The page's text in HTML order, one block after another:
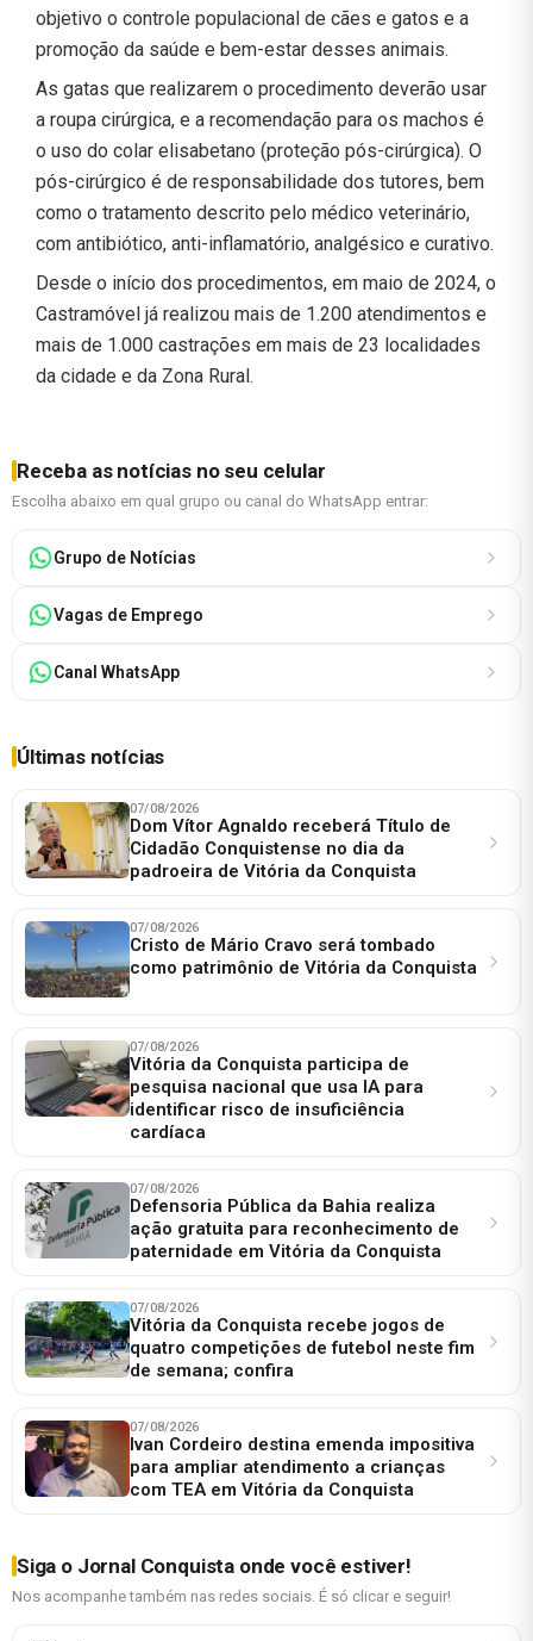
objetivo o controle populacional de cães e gatos e a
promoção da saúde e bem-estar desses animais.
As gatas que realizarem o procedimento deverão usar
a roupa cirúrgica, e a recomendação para os machos é
o uso do colar elisabetano (proteção pós-cirúrgica). O
pós-cirúrgico é de responsabilidade dos tutores, bem
como o tratamento descrito pelo médico veterinário,
com antibiótico, anti-inflamatório, analgésico e curativo.
Desde o início dos procedimentos, em maio de 2024, o
Castramóvel já realizou mais de 1.200 atendimentos e
mais de 1.000 castrações em mais de 23 localidades
da cidade e da Zona Rural.
Receba as notícias no seu celular
Escolha abaixo em qual grupo ou canal do WhatsApp entrar:
Grupo de Notícias
Vagas de Emprego
Canal WhatsApp
Últimas notícias
07/08/2026
Dom Vítor Agnaldo receberá Título de
Cidadão Conquistense no dia da
padroeira de Vitória da Conquista
07/08/2026
Cristo de Mário Cravo será tombado
como patrimônio de Vitória da Conquista
07/08/2026
Vitória da Conquista participa de
pesquisa nacional que usa IA para
identificar risco de insuficiência
cardíaca
07/08/2026
Defensoria Pública da Bahia realiza
ação gratuita para reconhecimento de
paternidade em Vitória da Conquista
07/08/2026
Vitória da Conquista recebe jogos de
quatro competições de futebol neste fim
de semana; confira
07/08/2026
Ivan Cordeiro destina emenda impositiva
para ampliar atendimento a crianças
com TEA em Vitória da Conquista
Siga o Jornal Conquista onde você estiver!
Nos acompanhe também nas redes sociais. É só clicar e seguir!